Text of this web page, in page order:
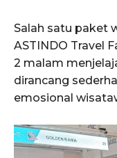
Salah satu paket
ASTINDO Travel
2 malam
dirancang
emosional